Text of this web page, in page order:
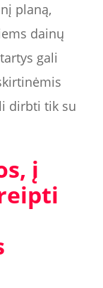
planą,
dainų
gali
dirbti tik su
į